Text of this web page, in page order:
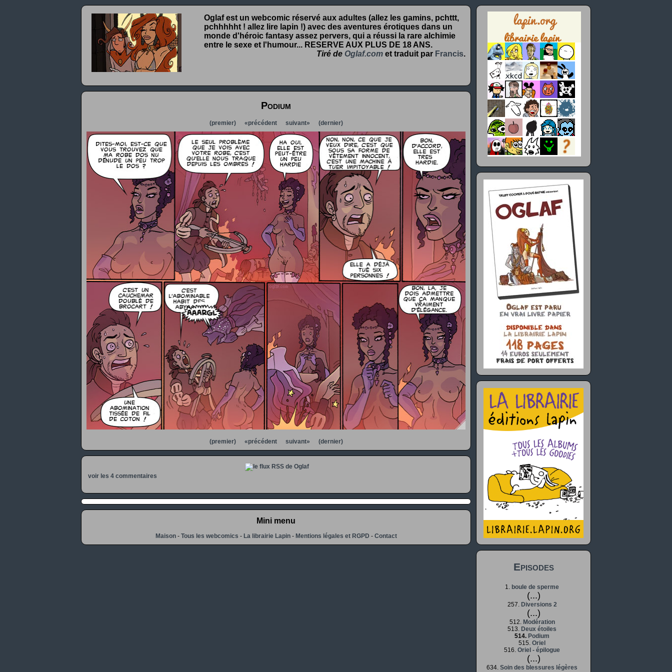
Oglaf est un webcomic réservé aux adultes (allez les gamins, pchttt,
pchhhhht ! allez lire lapin !) avec des aventures érotiques dans un
monde d'héroic fantasy assez pervers, qui a réussi la rare alchimie
entre le sexe et l'humour... RESERVE AUX PLUS DE 18 ANS.
Tiré de Oglaf.com et traduit par Francis.
Podium
(premier) «précédent suivant» (dernier)
(premier) «précédent suivant» (dernier)
voir les 4 commentaires
Mini menu
Maison- Tous les webcomics - La librairie Lapin- Mentions légales et RGPD - Contact
Episodes
1. boule de sperme
(...)
257. Diversions 2
(...)
512. Modération
513. Deux étoiles
514. Podium
515. Oriel
516. Oriel - épilogue
(...)
634. Soin des blessures légères